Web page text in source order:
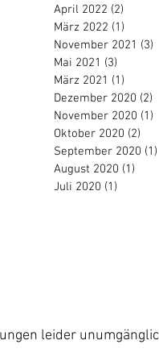
April 2022 (2)
März 2022 (1)
November 2021 (3)
Mai 2021 (3)
März 2021 (1)
Dezember 2020 (2)
November 2020 (1)
Oktober 2020 (2)
September 2020 (1)
August 2020 (1)
Juli 2020 (1)
leider